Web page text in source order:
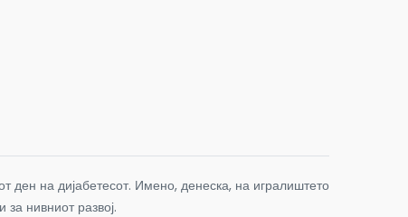
ден на дијабетесот. Имено, денеска, на игралиштето
нивниот развој.